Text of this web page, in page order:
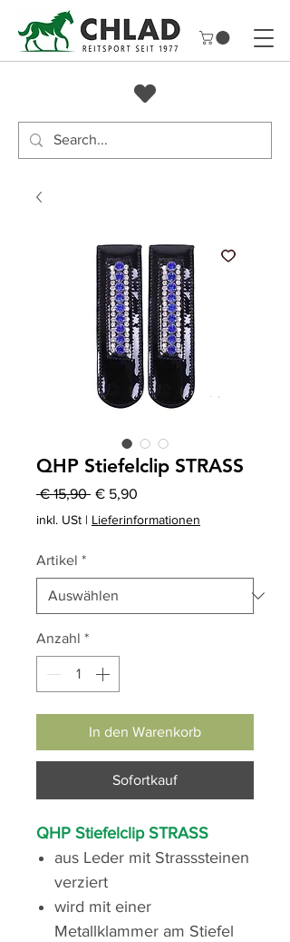
QHP Stiefelclip STRASS
€ 15,90 Standardpreis
€ 5,90
Preis
inkl. USt | Lieferinformationen
Artikel *
Anzahl *
In den Warenkorb
Sofortkauf
QHP Stiefelclip STRASS
aus Leder mit Strasssteinen
verziert
wird mit einer
Metallklammer am Stiefel